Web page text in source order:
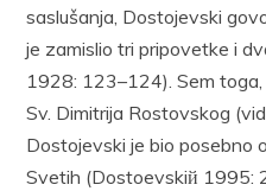
saslušanja, Dostojevski
je zamislio tri pripovetke i
1928: 123–124). Sem
Sv. Dimitrija Rostovskog
Dostojevski je bio posebno
Svetih (Dostoevskiй 1995: